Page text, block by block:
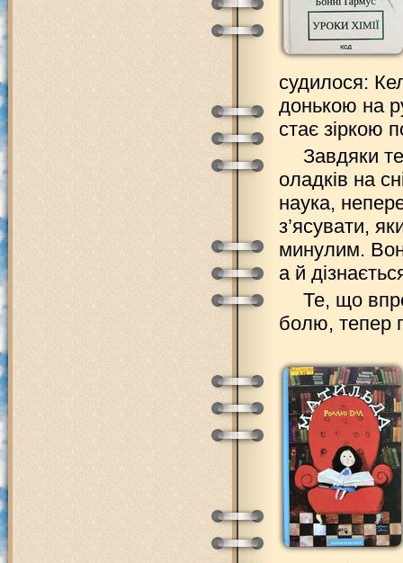
судилося:
донькою на
стає зіркою
Завдяки
оладків на
наука,
з’ясувати,
минулим.
а й
Те, що
болю, тепер